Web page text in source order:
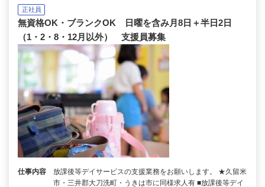
正社員
無資格OK・ブランクOK 日曜を含み月8日＋半日2日
（1・2・8・12月以外） 支援員募集
仕事内容
放課後等デイサービスの支援業務をお願いします。 ★久留米
市・三井郡大刀洗町・うきは市に同様求人有 ■放課後等デイ